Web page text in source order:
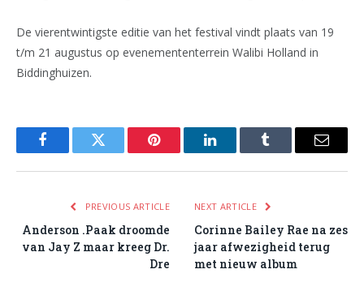
De vierentwintigste editie van het festival vindt plaats van 19
t/m 21 augustus op evenemententerrein Walibi Holland in
Biddinghuizen.
FacebookTwitter Pinterest LinkedInTumblr Email
PREVIOUS ARTICLE
Anderson .Paak droomde
van Jay Z maar kreeg Dr.
Dre
NEXT ARTICLE
Corinne Bailey Rae na zes
jaar afwezigheid terug
met nieuw album